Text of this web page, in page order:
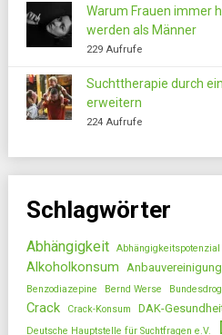
Warum Frauen immer
werden als Männer
229 Aufrufe
Suchttherapie durch
erweitern
224 Aufrufe
Schlagwörter
Abhängigkeit Abhängigkeitspotenzial
Alkoholkonsum
Benzodiazepine
Bernd Werse
Crack Crack-Konsum DAK-
Deutsche Hauptstelle für Suchtfragen e.V.